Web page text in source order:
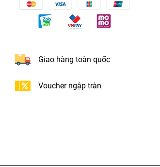
Giao hàng toàn quốc
Voucher ngập tràn